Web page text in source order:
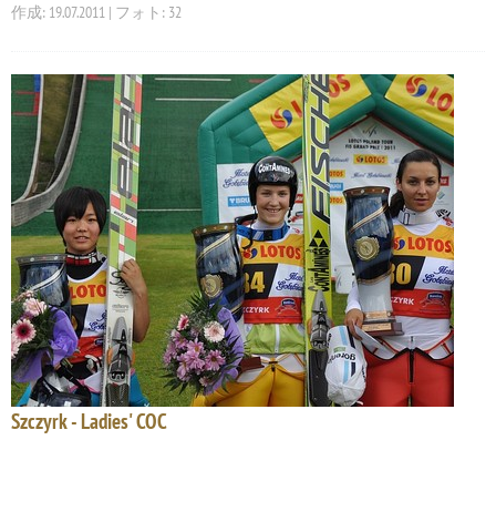
作成: 19.07.2011 | フォト: 32
Szczyrk - Ladies' COC